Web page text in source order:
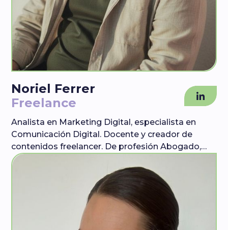
Noriel Ferrer
Freelance
Analista en Marketing Digital, especialista en
Comunicación Digital. Docente y creador de
contenidos freelancer. De profesión Abogado,
incursionó en la comunicación hace 8 años al
llegar a Uruguay. Trabajó como responsable de
contenidos en diferentes agencias de marketing
en Uruguay. Tiene un Máster en Dirección de
Comunicación en la Universidad de Montevideo y
trabaja con marcas para potenciar sus